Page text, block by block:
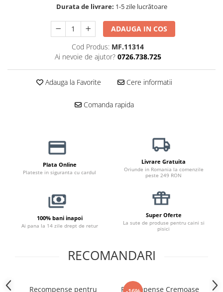
Zgărzi, Lese & HamuriDurata de livrare: 1-5 zile lucrătoare
ADAUGA IN COS
Cod Produs: MF.11314
Ai nevoie de ajutor? 0726.738.725
Adauga la Favorite Cere informatii
Comanda rapida
Plata Online
Plateste in siguranta cu cardul
Livrare Gratuita
Oriunde in Romania la comenzile
peste 249 RON
100% bani inapoi
Ai pana la 14 zile drept de retur
Super Oferte
La sute de produse pentru caini si
pisici
RECOMANDARI
Recompense pentru
Recompense Cremoase